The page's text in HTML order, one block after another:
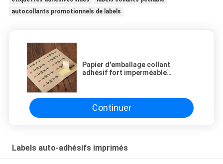
autocollants promotionnels de labels
Papier d'emballage collant
adhésif fort imperméable
Continuer
Labels auto-adhésifs imprimés